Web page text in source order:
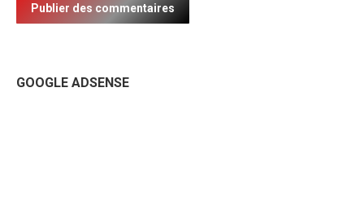
Publier des commentaires
GOOGLE ADSENSE